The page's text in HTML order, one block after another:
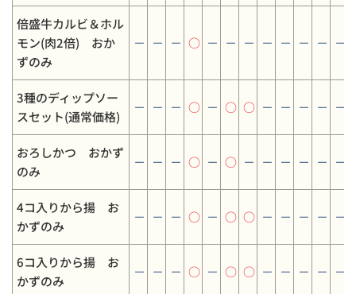
倍盛牛カルビ＆ホル
モン(肉2倍) おか
ずのみ
－ － － ○ － － － － － － － －
3種のディップソー
スセット(通常価格)
－ － － ○ － ○ ○ － － － － －
おろしかつ おかず
のみ
－ － － ○ － ○ － － － － － －
4コ入りから揚 お
かずのみ
－ － － ○ － ○ ○ － － － － －
6コ入りから揚 お
かずのみ
－ － － ○ － ○ ○ － － － － －